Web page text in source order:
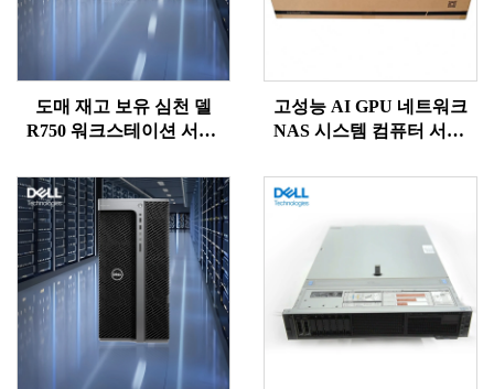
도매 재고 보유 심천 델
R750 워크스테이션 서버,
시전 제온 750 서버
고성능 AI GPU 네트워크
NAS 시스템 컴퓨터 서버,
(Deepseek) 256GB RAM, 강
력한 4K 성능, 합리적인 가
격의 서버